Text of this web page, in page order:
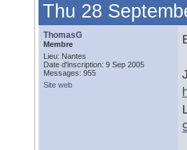
Thu 28
ThomasG
Membre
Lieu: Nantes
Date d'inscription: 9 Sep 2005
Messages: 955
Site web